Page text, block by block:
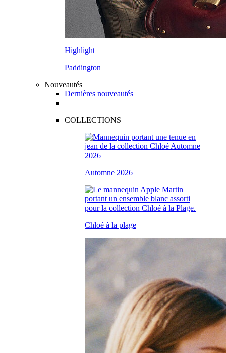
Highlight
Paddington
Nouveautés
Dernières nouveautés
COLLECTIONS
Automne 2026
Chloé à la plage